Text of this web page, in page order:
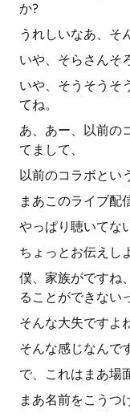
か?
うれしいなあ、そ
いや、そらさんそ
いや、そうそうそ
てね。
あ、あー、以前の
てまして、
以前のコラボとい
まあこのライブ配
やっぱり聴いてな
ちょっとお伝えし
僕、家族がですね
ることができない
そんな大失ですよ
そんな感じなんで
で、これはまあ場
まあ名前をこうつ